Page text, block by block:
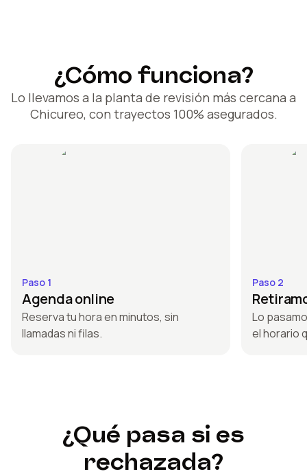
¿Cómo funciona?
Lo llevamos a la planta de revisión más cercana a
Chicureo, con trayectos 100% asegurados.
Paso 1
Agenda online
Reserva tu hora en minutos, sin
llamadas ni filas.
Paso 2
Lo
el horario
¿Qué pasa si es
rechazada?